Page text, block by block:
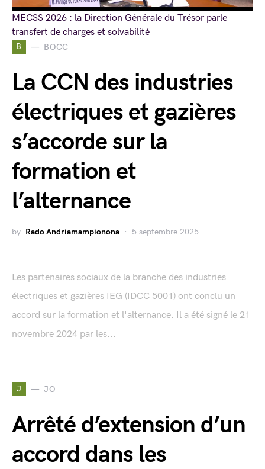
B BOCC
La CCN des industries
électriques et gazières
s’accorde sur la
formation et
l’alternance
by Rado Andriamampionona 5 septembre 2025
Les partenaires sociaux de la branche des industries
électriques et gazières IEG (IDCC 5001) ont conclu un
accord sur la formation et l'alternance. Il a été signé le 21
novembre 2024 par les...
J JO
Arrêté d’extension d’un
accord dans les
MECSS 2026 : la Direction Générale du Trésor parle
transfert de charges et solvabilité